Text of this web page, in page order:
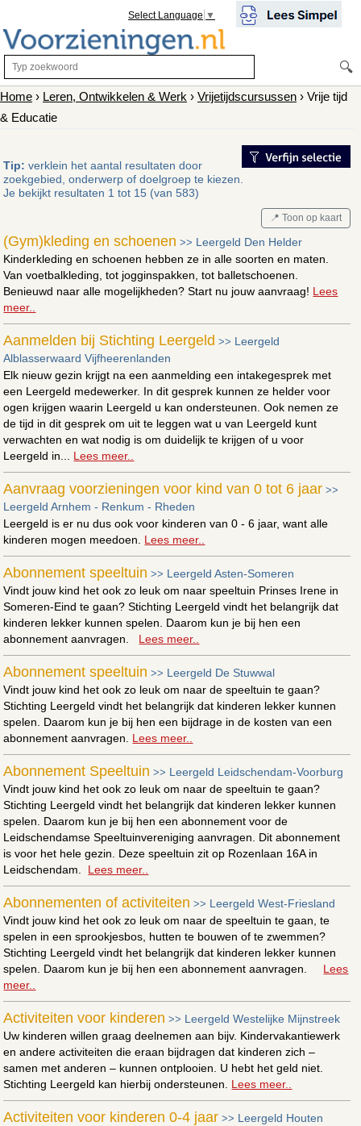
Select Language ▼
🔍
Home › Leren, Ontwikkelen & Werk › Vrijetijdscursussen › Vrije tijd
& Educatie
Tip: verklein het aantal resultaten door
zoekgebied, onderwerp of doelgroep te kiezen.
Je bekijkt resultaten 1 tot 15 (van 583)
📍 Toon op kaart
(Gym)kleding en schoenen >> Leergeld Den Helder
Kinderkleding en schoenen hebben ze in alle soorten en maten.
Van voetbalkleding, tot jogginspakken, tot balletschoenen.
Benieuwd naar alle mogelijkheden? Start nu jouw aanvraag! Lees
meer..
Aanmelden bij Stichting Leergeld >> Leergeld
Alblasserwaard Vijfheerenlanden
Elk nieuw gezin krijgt na een aanmelding een intakegesprek met
een Leergeld medewerker. In dit gesprek kunnen ze helder voor
ogen krijgen waarin Leergeld u kan ondersteunen. Ook nemen ze
de tijd in dit gesprek om uit te leggen wat u van Leergeld kunt
verwachten en wat nodig is om duidelijk te krijgen of u voor
Leergeld in... Lees meer..
Aanvraag voorzieningen voor kind van 0 tot 6 jaar >>
Leergeld Arnhem - Renkum - Rheden
Leergeld is er nu dus ook voor kinderen van 0 - 6 jaar, want alle
kinderen mogen meedoen. Lees meer..
Abonnement speeltuin >> Leergeld Asten-Someren
Vindt jouw kind het ook zo leuk om naar speeltuin Prinses Irene in
Someren-Eind te gaan? Stichting Leergeld vindt het belangrijk dat
kinderen lekker kunnen spelen. Daarom kun je bij hen een
abonnement aanvragen. Lees meer..
Abonnement speeltuin >> Leergeld De Stuwwal
Vindt jouw kind het ook zo leuk om naar de speeltuin te gaan?
Stichting Leergeld vindt het belangrijk dat kinderen lekker kunnen
spelen. Daarom kun je bij hen een bijdrage in de kosten van een
abonnement aanvragen. Lees meer..
Abonnement Speeltuin >> Leergeld Leidschendam-Voorburg
Vindt jouw kind het ook zo leuk om naar de speeltuin te gaan?
Stichting Leergeld vindt het belangrijk dat kinderen lekker kunnen
spelen. Daarom kun je bij hen een abonnement voor de
Leidschendamse Speeltuinvereniging aanvragen. Dit abonnement
is voor het hele gezin. Deze speeltuin zit op Rozenlaan 16A in
Leidschendam. Lees meer..
Abonnementen of activiteiten >> Leergeld West-Friesland
Vindt jouw kind het ook zo leuk om naar de speeltuin te gaan, te
spelen in een sprookjesbos, hutten te bouwen of te zwemmen?
Stichting Leergeld vindt het belangrijk dat kinderen lekker kunnen
spelen. Daarom kun je bij hen een abonnement aanvragen. Lees
meer..
Activiteiten voor kinderen >> Leergeld Westelijke Mijnstreek
Uw kinderen willen graag deelnemen aan bijv. Kindervakantiewerk
en andere activiteiten die eraan bijdragen dat kinderen zich –
samen met anderen – kunnen ontplooien. U hebt het geld niet.
Stichting Leergeld kan hierbij ondersteunen. Lees meer..
Activiteiten voor kinderen 0-4 jaar >> Leergeld Houten